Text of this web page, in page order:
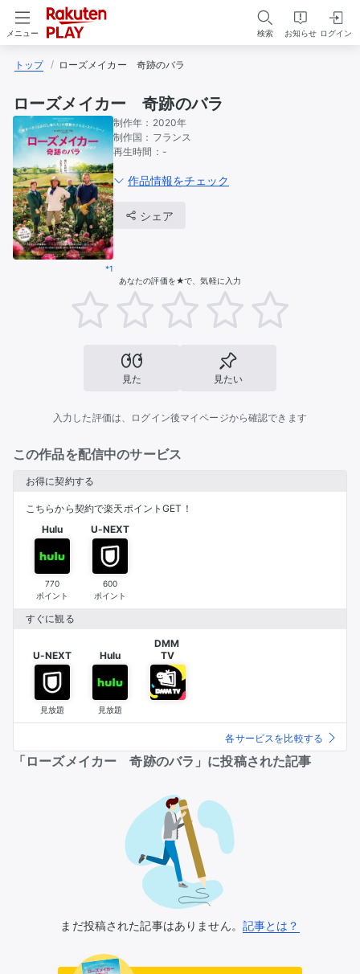
メニュー 検索 お知らせ ログイン
トップ ローズメイカー　奇跡のバラ
ローズメイカー 奇跡のバラ
*1
制作年： 2020年
制作国： フランス
再生時間： -
作品情報をチェック
シェア
あなたの評価を★で、気軽に入力
見た 見たい
入力した評価は、ログイン後マイページから確認できます
この作品を配信中のサービス
お得に契約する
こちらから契約で楽天ポイントGET！
Hulu
770
ポイント
U-NEXT
600
ポイント
すぐに観る
U-NEXT
見放題
Hulu
見放題
DMM
TV
各サービスを比較する
「ローズメイカー 奇跡のバラ」に投稿された記事
まだ投稿された記事はありません。 記事とは？